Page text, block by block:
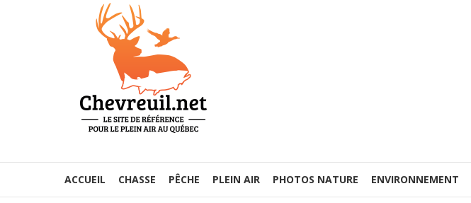
ACCUEIL CHASSE PÊCHE PLEIN AIR PHOTOS NATURE ENVIRONNEMENT